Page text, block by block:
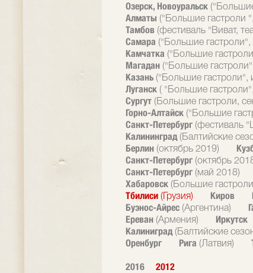
Озерск, Новоуральск
Алматы ("Большие гастроли
Тамбов (фестиваль "Виват,
Самара ("Большие
Камчатка ("Большие
Магадан ("Большие
Казань ("Большие гастроли",
Луганск ( "Большие
Сургут (Большие гастроли,
Горно-Алтайск ("Большие
Санкт-Петербург (фестиваль
Калининград (Балтийские
Берлин (октябрь 2019)
Санкт-Петербург (октябрь
Санкт-Петербург (май 2018)
Хабаровск (Большие
Тбилиси (Грузия) Киров
Буэнос-Айрес (Аргентина)
Ереван (Армения) Иркутск
Калиниград (Балтийские
Оренбург Рига (Латвия)
2016 2012